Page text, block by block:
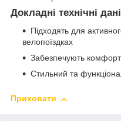
Докладні технічні дані
Підходять для
велопоїздках
Забезпечують
Стильний та
Приховати